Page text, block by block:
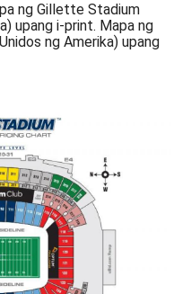
ng Gillette Stadium
upang i-print. Mapa ng
ng Amerika) upang